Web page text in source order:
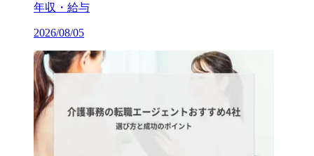
年収・給与
2026/08/05